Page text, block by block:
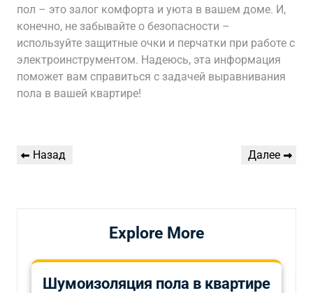
пол – это залог комфорта и уюта в вашем доме. И,
конечно, не забывайте о безопасности –
используйте защитные очки и перчатки при работе с
электроинструментом. Надеюсь, эта информация
поможет вам справиться с задачей выравнивания
пола в вашей квартире!
Навигация
Предыдущая
Назад
Следующая
Далее
Explore More
Шумоизоляция пола в квартире